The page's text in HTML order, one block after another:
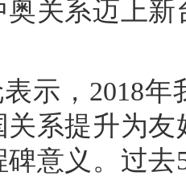
奥关系迈上
示，2018
关系提升为
意义。过